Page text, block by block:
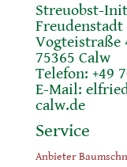
Streuobst-
Freudenstadt
Vogteistraße
75365 Calw
Telefon: +49
E-Mail:
calw.de
Service
Anbieter